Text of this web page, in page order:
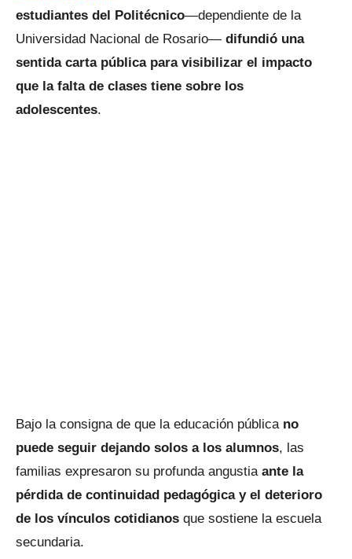
estudiantes del Politécnico—dependiente de la
Universidad Nacional de Rosario— difundió una
sentida carta pública para visibilizar el impacto
que la falta de clases tiene sobre los
adolescentes.
Bajo la consigna de que la educación pública no
puede seguir dejando solos a los alumnos, las
familias expresaron su profunda angustia ante la
pérdida de continuidad pedagógica y el deterioro
de los vínculos cotidianos que sostiene la escuela
secundaria.